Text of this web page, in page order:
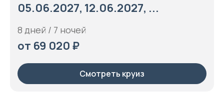
05.06.2027, 12.06.2027, ...
8 дней / 7 ночей
от 69 020 ₽
Смотреть круиз